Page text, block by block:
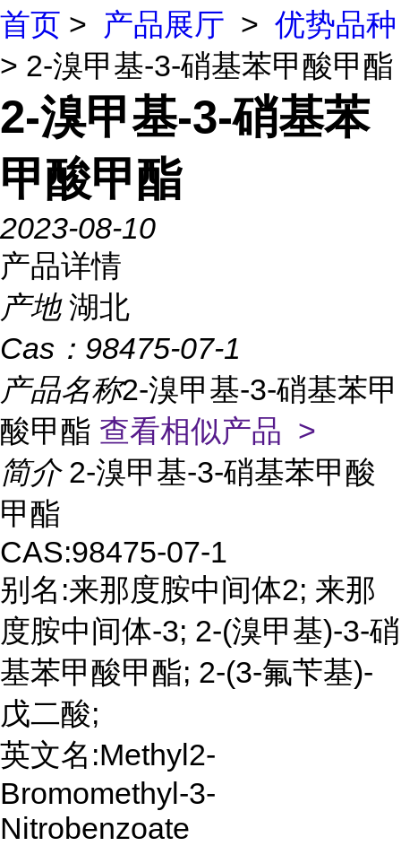
首页 > 产品展厅 > 优势品种
> 2-溴甲基-3-硝基苯甲酸甲酯
2-溴甲基-3-硝基苯
甲酸甲酯
2023-08-10
产品详情
产地 湖北
Cas： 98475-07-1
产品名称2-溴甲基-3-硝基苯甲
酸甲酯 查看相似产品 >
简介 2-溴甲基-3-硝基苯甲酸
甲酯
CAS:98475-07-1
别名:来那度胺中间体2; 来那
度胺中间体-3; 2-(溴甲基)-3-硝
基苯甲酸甲酯; 2-(3-氟苄基)-
戊二酸;
英文名:Methyl2-
Bromomethyl-3-
Nitrobenzoate